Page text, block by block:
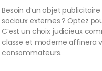
Besoin d’un objet
sociaux externes ? Optez
C’est un choix judicieux
classe et moderne affinera
consommateurs.